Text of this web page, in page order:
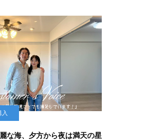
入
な海、夕方から夜は満天の星